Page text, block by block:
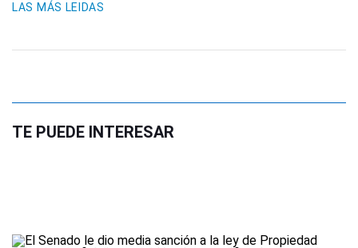
LAS MÁS LEIDAS
TE PUEDE INTERESAR